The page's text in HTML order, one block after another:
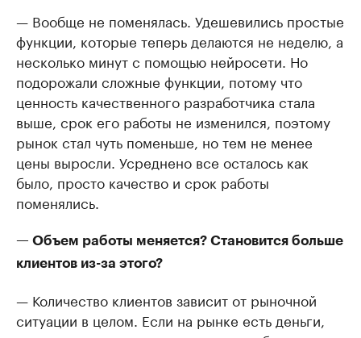
— Вообще не поменялась. Удешевились простые
функции, которые теперь делаются не неделю, а
несколько минут с помощью нейросети. Но
подорожали сложные функции, потому что
ценность качественного разработчика стала
выше, срок его работы не изменился, поэтому
рынок стал чуть поменьше, но тем не менее
цены выросли. Усреднено все осталось как
было, просто качество и срок работы
поменялись.
— Объем работы меняется? Становится больше
клиентов из-за этого?
— Количество клиентов зависит от рыночной
ситуации в целом. Если на рынке есть деньги,